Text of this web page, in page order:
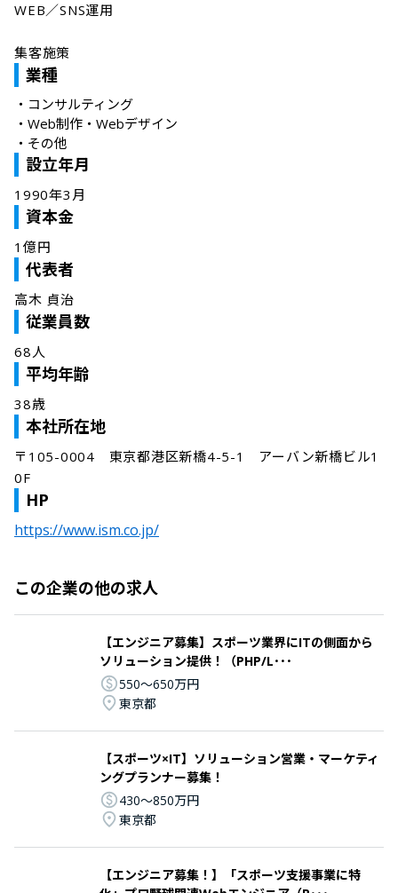
WEB／SNS運用
業種
・ コンサルティング
・ Web制作・Webデザイン
・ その他
設立年月
1990年3月
資本金
1億円
代表者
高木 貞治
従業員数
68人
平均年齢
38歳
本社所在地
〒105-0004　東京都港区新橋4-5-1　アーバン新橋ビル1
0F
HP
https://www.ism.co.jp/
この企業の他の求人
【エンジニア募集】スポーツ業界にITの側面から
ソリューション提供！（PHP/L･･･
550〜650万円
東京都
【スポーツ×IT】ソリューション営業・マーケティ
ングプランナー募集！
430〜850万円
東京都
【エンジニア募集！】「スポーツ支援事業に特